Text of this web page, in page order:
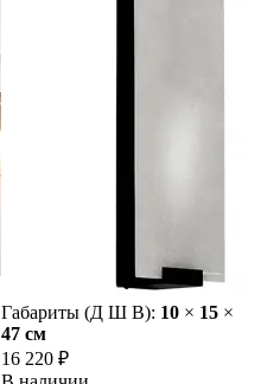
Габариты (Д Ш В): 10 × 15 ×
47 cм
16 220 ₽